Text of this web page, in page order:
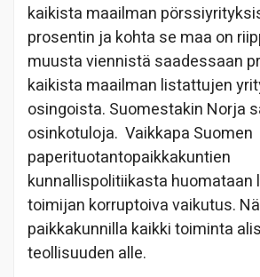
kaikista maailman
prosentin ja kohta se maa on
muusta viennistä saadessaan
kaikista maailman listattujen
osingoista. Suomestakin Norja
osinkotuloja. Vaikkapa Suomen
paperituotantopaikkakuntien
kunnallispolitiikasta huomataan
toimijan korruptoiva vaikutus.
paikkakunnilla kaikki toiminta
teollisuuden alle.